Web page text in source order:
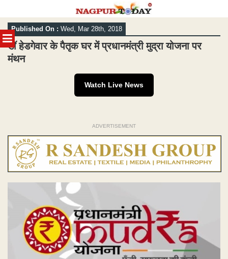
MENU
Skip
to
content
Published On : Wed, Mar 28th, 2018
डॉ हेडगेवार के पैतृक घर में प्रधानमंत्री मुद्रा योजना पर
मंथन
Watch Live News
ADVERTISEMENT